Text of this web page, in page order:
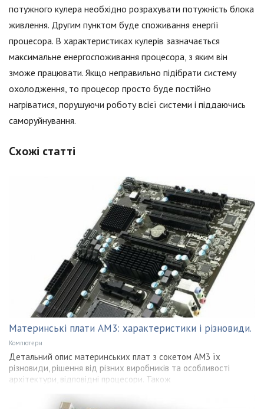
потужного кулера необхідно розрахувати потужність блока
живлення. Другим пунктом буде споживання енергії
процесора. В характеристиках кулерів зазначається
максимальне енергоспоживання процесора, з яким він
зможе працювати. Якщо неправильно підібрати систему
охолодження, то процесор просто буде постійно
нагріватися, порушуючи роботу всієї системи і піддаючись
саморуйнування.
Схожі статті
Материнські плати AM3: характеристики і різновиди.
Компютери
Детальний опис материнських плат з сокетом AM3 їх
різновиди, рішення від різних виробників та особливості
архітектури, відповідні процесори. Також